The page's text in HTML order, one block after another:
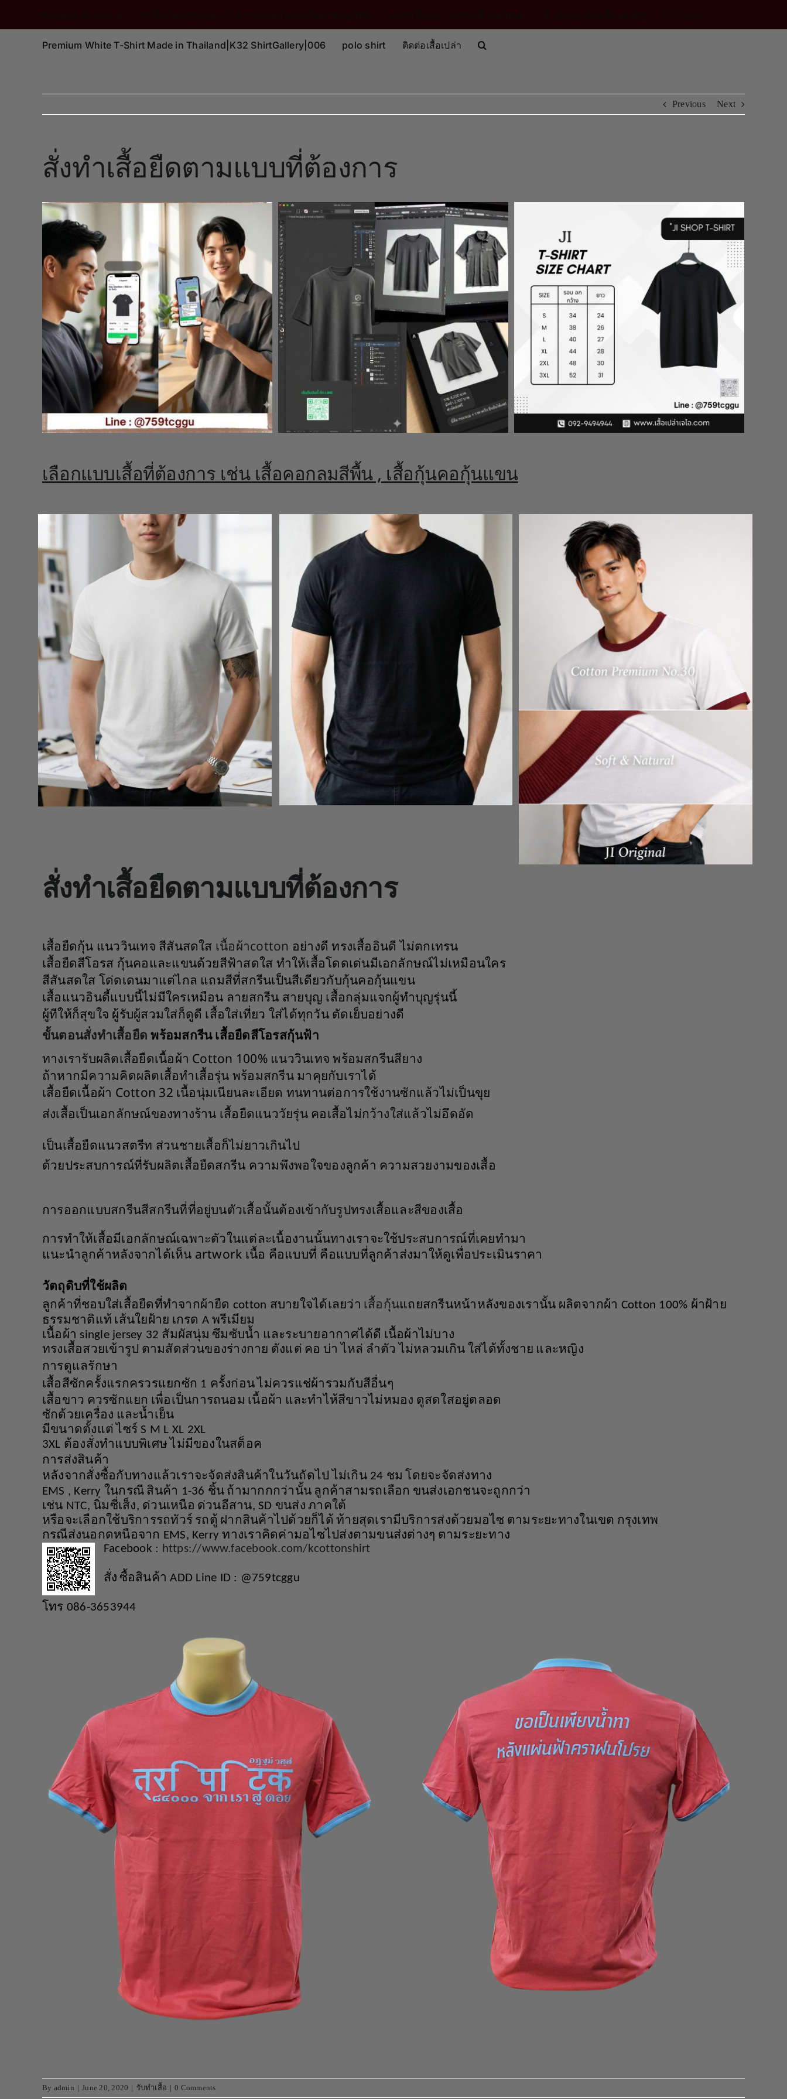
Premium White T-Shirt Made in Thailand|K32 ShirtGallery|006 polo shirt ติดต่อเสื้อเปล่า
Previous Next
สั่งทำเสื้อยืดตามแบบที่ต้องการ
เลือกแบบเสื้อที่ต้องการ เช่น เสื้อคอกลมสีพื้น , เสื้อกุ้นคอกุ้นแขน
สั่งทำเสื้อยืดตามแบบที่ต้องการ
เสื้อยืดกุ้น แนววินเทจ สีสันสดใส เนื้อผ้าcotton อย่างดี ทรงเสื้ออินดี ไม่ตกเทรน
เสื้อยืดสีโอรส กุ้นคอและแขนด้วยสีฟ้าสดใส ทำให้เสื้อโดดเด่นมีเอกลักษณ์ไม่เหมือนใคร
สีสันสดใส โด่ดเดนมาแต่ไกล แถมสีที่สกรีนเป็นสีเดียวกับกุ้นคอกุ้นแขน
เสื้อแนวอินดี้แบบนี้ไม่มีใครเหมือน ลายสกรีน สายบุญ เสื้อกลุ่มแจกผู้ทำบุญรุ่นนี้
ผู้ทีให้ก็สุขใจ ผู้รับผู้สวมใส่ก็ดูดี เสื้อใส่เที่ยว ใส่ได้ทุกวัน ตัดเย็บอย่างดี
ขั้นตอนสั่งทำเสื้อยืด พร้อมสกรีน เสื้อยืดสีโอรสกุ้นฟ้า
ทางเรารับผลิตเสื้อยืดเนื้อผ้า Cotton 100% แนววินเทจ พร้อมสกรีนสียาง
ถ้าหากมีความคิดผลิตเสื้อทำเสื้อรุ่น พร้อมสกรีน มาคุยกับเราได้
เสื้อยืดเนื้อผ้า Cotton 32 เนื้อนุ่มเนียนละเอียด ทนทานต่อการใช้งานซักแล้วไม่เป็นขุย
ส่งเสื้อเป็นเอกลักษณ์ของทางร้าน เสื้อยืดแนววัยรุ่น คอเสื้อไม่กว้างใส่แล้วไม่อึดอัด
เป็นเสื้อยืดแนวสตรีท ส่วนชายเสื้อก็ไม่ยาวเกินไป
ด้วยประสบการณ์ที่รับผลิตเสื้อยืดสกรีน ความพึงพอใจของลูกค้า ความสวยงามของเสื้อ
การออกแบบสกรีนสีสกรีนที่ที่อยู่บนตัวเสื้อนั้นต้องเข้ากับรูปทรงเสื้อและสีของเสื้อ
การทำให้เสื้อมีเอกลักษณ์เฉพาะตัวในแต่ละเนื้องานนั้นทางเราจะใช้ประสบการณ์ที่เคยทำมา
แนะนำลูกค้าหลังจากได้เห็น artwork เนื้อ คือแบบที่ คือแบบที่ลูกค้าส่งมาให้ดูเพื่อประเมินราคา
วัตถุดิบที่ใช้ผลิต
ลูกค้าที่ชอบใส่เสื้อยืดที่ทำจากผ้ายืด cotton สบายใจได้เลยว่า เสื้อกุ้นแถยสกรีนหน้าหลังของเรานั้น ผลิตจากผ้า Cotton 100% ผ้าฝ้าย
ธรรมชาติแท้ เส้นใยฝ้าย เกรด Aพรีเมียม
เนื้อผ้า single jersey 32 สัมผัสนุ่ม ซึมซับน้ำ และระบายอากาศได้ดี เนื้อผ้าไม่บาง
ทรงเสื้อสวยเข้ารูป ตามสัดส่วนของร่างกาย ตังแต่ คอ บ่า ไหล่ ลำตัว ไม่หลวมเกิน ใส่ได้ทั้งชาย และหญิง
การดูแลรักษา
เสื้อสีซักครั้งแรกครวรแยกซัก 1 ครั้งก่อนไม่ควรแช่ผ้ารวมกับสีอื่นๆ
เสื้อขาว ควรซักแยก เพื่อเป็นการถนอม เนื้อผ้า และทำไห้สีขาวไม่หมอง ดูสดใสอยู่ตลอด
ซักด้วยเครื่อง และน้ำเย็น
มีขนาดตั้งแต่ ไซร์ S M L XL 2XL
3XL ต้องสั่งทำแบบพิเศษ ไม่มีของในสต็อค
การส่งสินค้า
หลังจากสั่งซื้อกับทางแล้วเราจะจัดส่งสินค้าในวันถัดไป ไม่เกิน24 ชม โดยจะจัดส่งทาง
EMS , Kerry ในกรณี สินค้า 1-36 ชิ้น ถ้ามากกกว่านั้น ลูกค้าสามรถเลือก ขนส่งเอกชนจะถูกกว่า
เช่น NTC, นิ่มซี่เส็ง, ด่วนเหนือ ด่วนอีสาน, SD ขนส่ง ภาคใต้
หรือจะเลือกใช้บริการรถทัวร์ รถตู้ ฝากสินค้าไปด้วยก็ได้ ท้ายสุดเรามีบริการส่งด้วยมอไซ ตามระยะทางในเขต กรุงเทพ
กรณีส่งนอกดหนือจาก EMS, Kerryทางเราคิดค่ามอไซไปส่งตามขนส่งต่างๆ ตามระยะทาง
Facebook : https://www.facebook.com/kcottonshirt
สั่ง ซื้อสินค้า ADD Line ID : @759tcggu
โทร 086-3653944
By admin | June 20, 2020 | รับทำเสื้อ | 0 Comments